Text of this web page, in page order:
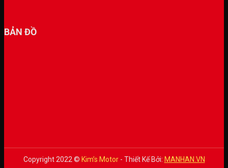
BẢN ĐỒ
Copyright 2022 © Kim’s Motor- Thiết Kế Bởi: MANHAN.VN